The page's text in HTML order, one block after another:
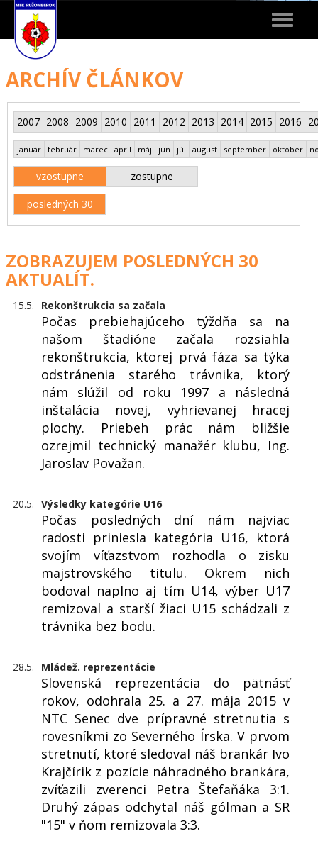
Toggle
ARCHÍV ČLÁNKOV
2007 2008 2009 2010 2011 2012 2013 2014 2015 2016
január február marec apríl máj jún júl august september október
vzostupne zostupne
posledných 30
ZOBRAZUJEM POSLEDNÝCH 30
AKTUALÍT.
15.5. Rekonštrukcia sa začala
Počas prebiehajúceho týždňa sa na
našom štadióne začala rozsiahla
rekonštrukcia, ktorej prvá fáza sa týka
odstránenia starého trávnika, ktorý
nám slúžil od roku 1997 a následná
inštalácia novej, vyhrievanej hracej
plochy. Priebeh prác nám bližšie
ozrejmil technický manažér klubu, Ing.
Jaroslav Považan.
20.5. Výsledky kategórie U16
Počas posledných dní nám najviac
radosti priniesla kategória U16, ktorá
svojím víťazstvom rozhodla o zisku
majstrovského titulu. Okrem nich
bodoval naplno aj tím U14, výber U17
remizoval a starší žiaci U15 schádzali z
trávnika bez bodu.
28.5. Mládež. reprezentácie
Slovenská reprezentácia do pätnásť
rokov, odohrala 25. a 27. mája 2015 v
NTC Senec dve prípravné stretnutia s
rovesníkmi zo Severného Írska. V prvom
stretnutí, ktoré sledoval náš brankár Ivo
Krajčírik z pozície náhradného brankára,
zvíťazili zverenci Petra Štefaňáka 3:1.
Druhý zápas odchytal náš gólman a SR
"15" v ňom remizovala 3:3.